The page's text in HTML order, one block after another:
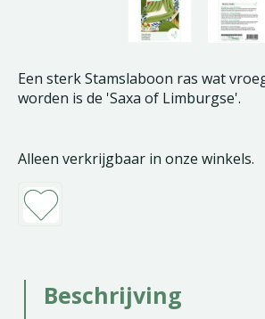
Een sterk Stamslaboon ras wat
worden is de 'Saxa of Limburgse'.
Alleen verkrijgbaar in onze winkels.
Beschrijving